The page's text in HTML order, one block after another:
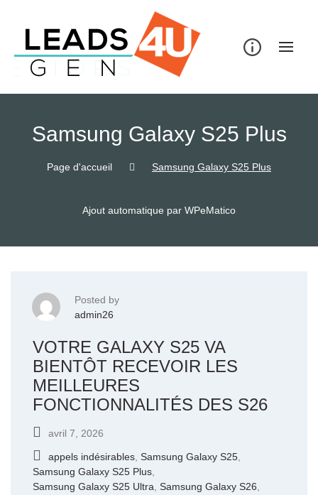
Samsung Galaxy S25 Plus
Page d'accueil Samsung Galaxy S25 Plus
Ajout automatique par WPeMatico
Posted by
admin26
VOTRE GALAXY S25 VA
BIENTÔT RECEVOIR LES
MEILLEURES
FONCTIONNALITÉS DES S26
avril 7, 2026
appels indésirables Samsung Galaxy S25
Samsung Galaxy S25 Plus
Samsung Galaxy S25 Ultra Samsung Galaxy S26